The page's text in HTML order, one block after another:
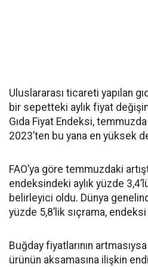
Uluslararası ticareti yapılan
bir sepetteki aylık fiyat
Gıda Fiyat Endeksi,
2023’ten bu yana en yüksek
FAO’ya göre temmuzdaki
endeksindeki aylık yüzde
belirleyici oldu. Dünya
yüzde 5,8’lik sıçrama, endeksi
Buğday fiyatlarının
ürünün aksamasına ilişkin